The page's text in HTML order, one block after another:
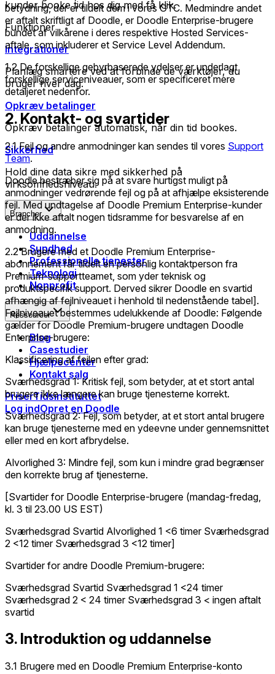
kunder booke tid hos dig med få klik.
Funktioner
Integrationer
Planlæg smartere ved at forbinde de værktøjer, du
bruger hver dag.
Opkræv betalinger
Opkræv betalinger automatisk, når din tid bookes.
Sikkerhed
Hold dine data sikre med sikkerhed på
virksomhedsniveau.
Brancher
Uddannelse
Sundhed
Professionelle tjenester
Teknologi
Nonprofit
Ressourcer
Blog
Casestudier
Hjælpecenter
Kontakt salg
PriserTidsinstituttet
Log indOpret en Doodle
betydning, der er tildelt dem i vores GTC. Medmindre andet
er aftalt skriftligt af Doodle, er Doodle Enterprise-brugere
bundet af vilkårene i deres respektive Hosted Services-
aftale, som inkluderer et Service Level Addendum.
1.2 De forskellige gebyrbaserede ydelser er underlagt
forskellige serviceniveauer, som er specificeret mere
detaljeret nedenfor.
2. Kontakt- og svartider
2.1 Fejl og andre anmodninger kan sendes til vores Support
Team.
Doodle bestræber sig på at svare hurtigst muligt på
anmodninger vedrørende fejl og på at afhjælpe eksisterende
fejl. Med undtagelse af Doodle Premium Enterprise-kunder
er der ikke aftalt nogen tidsramme for besvarelse af en
anmodning.
2.2 Brugere med et Doodle Premium Enterprise-
abonnement får tildelt en personlig kontaktperson fra
Premium-supportteamet, som yder teknisk og
produktspecifik support. Derved sikrer Doodle en svartid
afhængig af fejlniveauet i henhold til nedenstående tabel].
Fejlniveauet bestemmes udelukkende af Doodle: Følgende
gælder for Doodle Premium-brugere undtagen Doodle
Enterprise-brugere:
Klassificering af fejlen efter grad:
Sværhedsgrad 1: Kritisk fejl, som betyder, at et stort antal
brugere ikke længere kan bruge tjenesterne korrekt.
Sværhedsgrad 2: Fejl, som betyder, at et stort antal brugere
kan bruge tjenesterne med en ydeevne under gennemsnittet
eller med en kort afbrydelse.
Alvorlighed 3: Mindre fejl, som kun i mindre grad begrænser
den korrekte brug af tjenesterne.
[Svartider for Doodle Enterprise-brugere (mandag-fredag,
kl. 3 til 23.00 US EST)
Sværhedsgrad Svartid Alvorlighed 1 <6 timer Sværhedsgrad
2 <12 timer Sværhedsgrad 3 <12 timer]
Svartider for andre Doodle Premium-brugere:
Sværhedsgrad Svartid Sværhedsgrad 1 <24 timer
Sværhedsgrad 2 < 24 timer Sværhedsgrad 3 < ingen aftalt
svartid
3. Introduktion og uddannelse
3.1 Brugere med en Doodle Premium Enterprise-konto